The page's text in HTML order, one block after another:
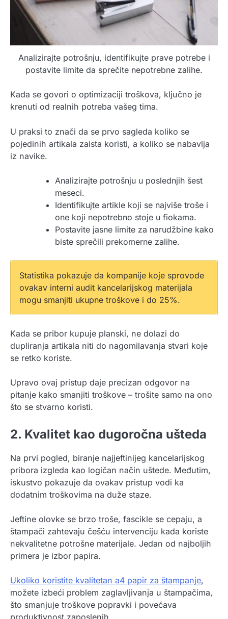
Analizirajte potrošnju, identifikujte prave potrebe i
postavite limite da sprečite nepotrebne zalihe.
Kada se govori o optimizaciji troškova, ključno je
krenuti od realnih potreba vašeg tima.
U praksi to znači da se prvo sagleda koliko se
pojedinih artikala zaista koristi, a koliko se nabavlja
iz navike.
Analizirajte potrošnju u poslednjih šest
meseci.
Identifikujte artikle koji se najviše troše i
one koji nepotrebno stoje u fiokama.
Postavite jasne limite za narudžbine kako
biste sprečili prekomerne zalihe.
Statistika pokazuje da kompanije koje sprovode
ovakav interni audit kancelarijskog materijala
mogu smanjiti ukupne troškove i do 25%.
Kada se pribor kupuje planski, ne dolazi do
dupliranja artikala niti do nagomilavanja stvari koje
se retko koriste.
Upravo ovaj pristup daje precizan odgovor na
pitanje kako smanjiti troškove – trošite samo na ono
što se stvarno koristi.
2. Kvalitet kao dugoročna ušteda
Na prvi pogled, biranje najjeftinijeg kancelarijskog
pribora izgleda kao logičan način uštede. Međutim,
iskustvo pokazuje da ovakav pristup vodi ka
dodatnim troškovima na duže staze.
Jeftine olovke se brzo troše, fascikle se cepaju, a
štampači zahtevaju češću intervenciju kada koriste
nekvalitetne potrošne materijale. Jedan od najboljih
primera je izbor papira.
Ukoliko koristite kvalitetan a4 papir za štampanje,
možete izbeći problem zaglavljivanja u štampačima,
što smanjuje troškove popravki i povećava